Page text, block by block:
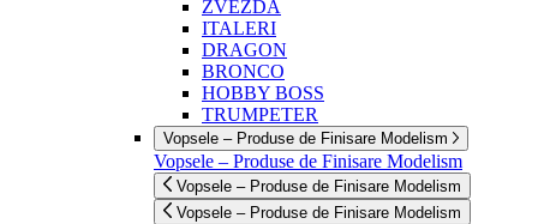
ZVEZDA
ITALERI
DRAGON
BRONCO
HOBBY BOSS
TRUMPETER
Vopsele – Produse de Finisare Modelism
Vopsele – Produse de Finisare Modelism
Vopsele – Produse de Finisare Modelism
Vopsele – Produse de Finisare Modelism